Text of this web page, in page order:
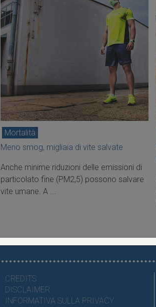
Mortalità
Meno smog, migliaia di vite salvate
Anche minime riduzioni delle emissioni di
particolato fine (PM2,5) possono salvare
vite umane. A ...
CREDITS
DISCLAIMER
INFORMATIVA SULLA PRIVACY